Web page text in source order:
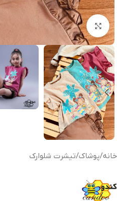
بزرگنمایی تصویر
خانه/پوشاک/تیشرت شلوارک